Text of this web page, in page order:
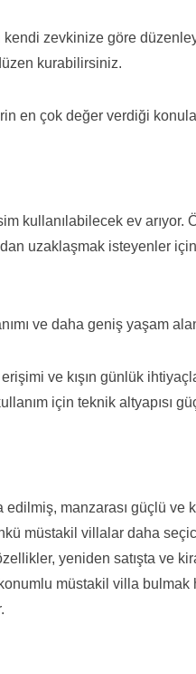
zevkinize göre
kurabilirsiniz.
en çok değer verdiği
kullanılabilecek ev arıyor.
uzaklaşmak isteyenler
ve daha geniş yaşam
ve kışın günlük
için teknik altyapısı
manzarası güçlü ve
müstakil villalar daha
yeniden satışta ve
müstakil villa bulmak